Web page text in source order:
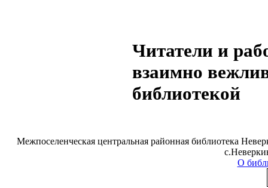
Читатели и
взаимно
библиотекой
Межпоселенческая центральная районная библиотека
О